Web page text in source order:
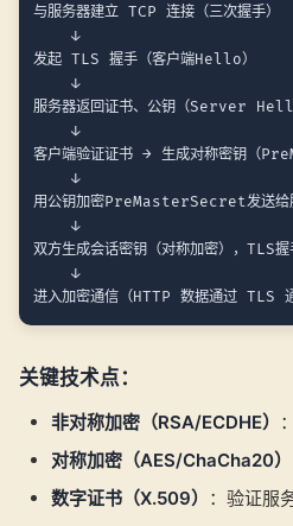
与服务器建立 TCP 连接（三次握手）
    ↓
发起 TLS 握手（客户端Hello）
    ↓
服务器返回证书、公钥（Server
    ↓
客户端验证证书 → 生成对称密钥（
    ↓
用公钥加密PreMasterSecret发送给
    ↓
双方生成会话密钥（对称加密），TLS握
    ↓
关键技术点：
非对称加密（RSA/ECDHE）
对称加密（AES/ChaCha20）
数字证书（X.509） ：验证服